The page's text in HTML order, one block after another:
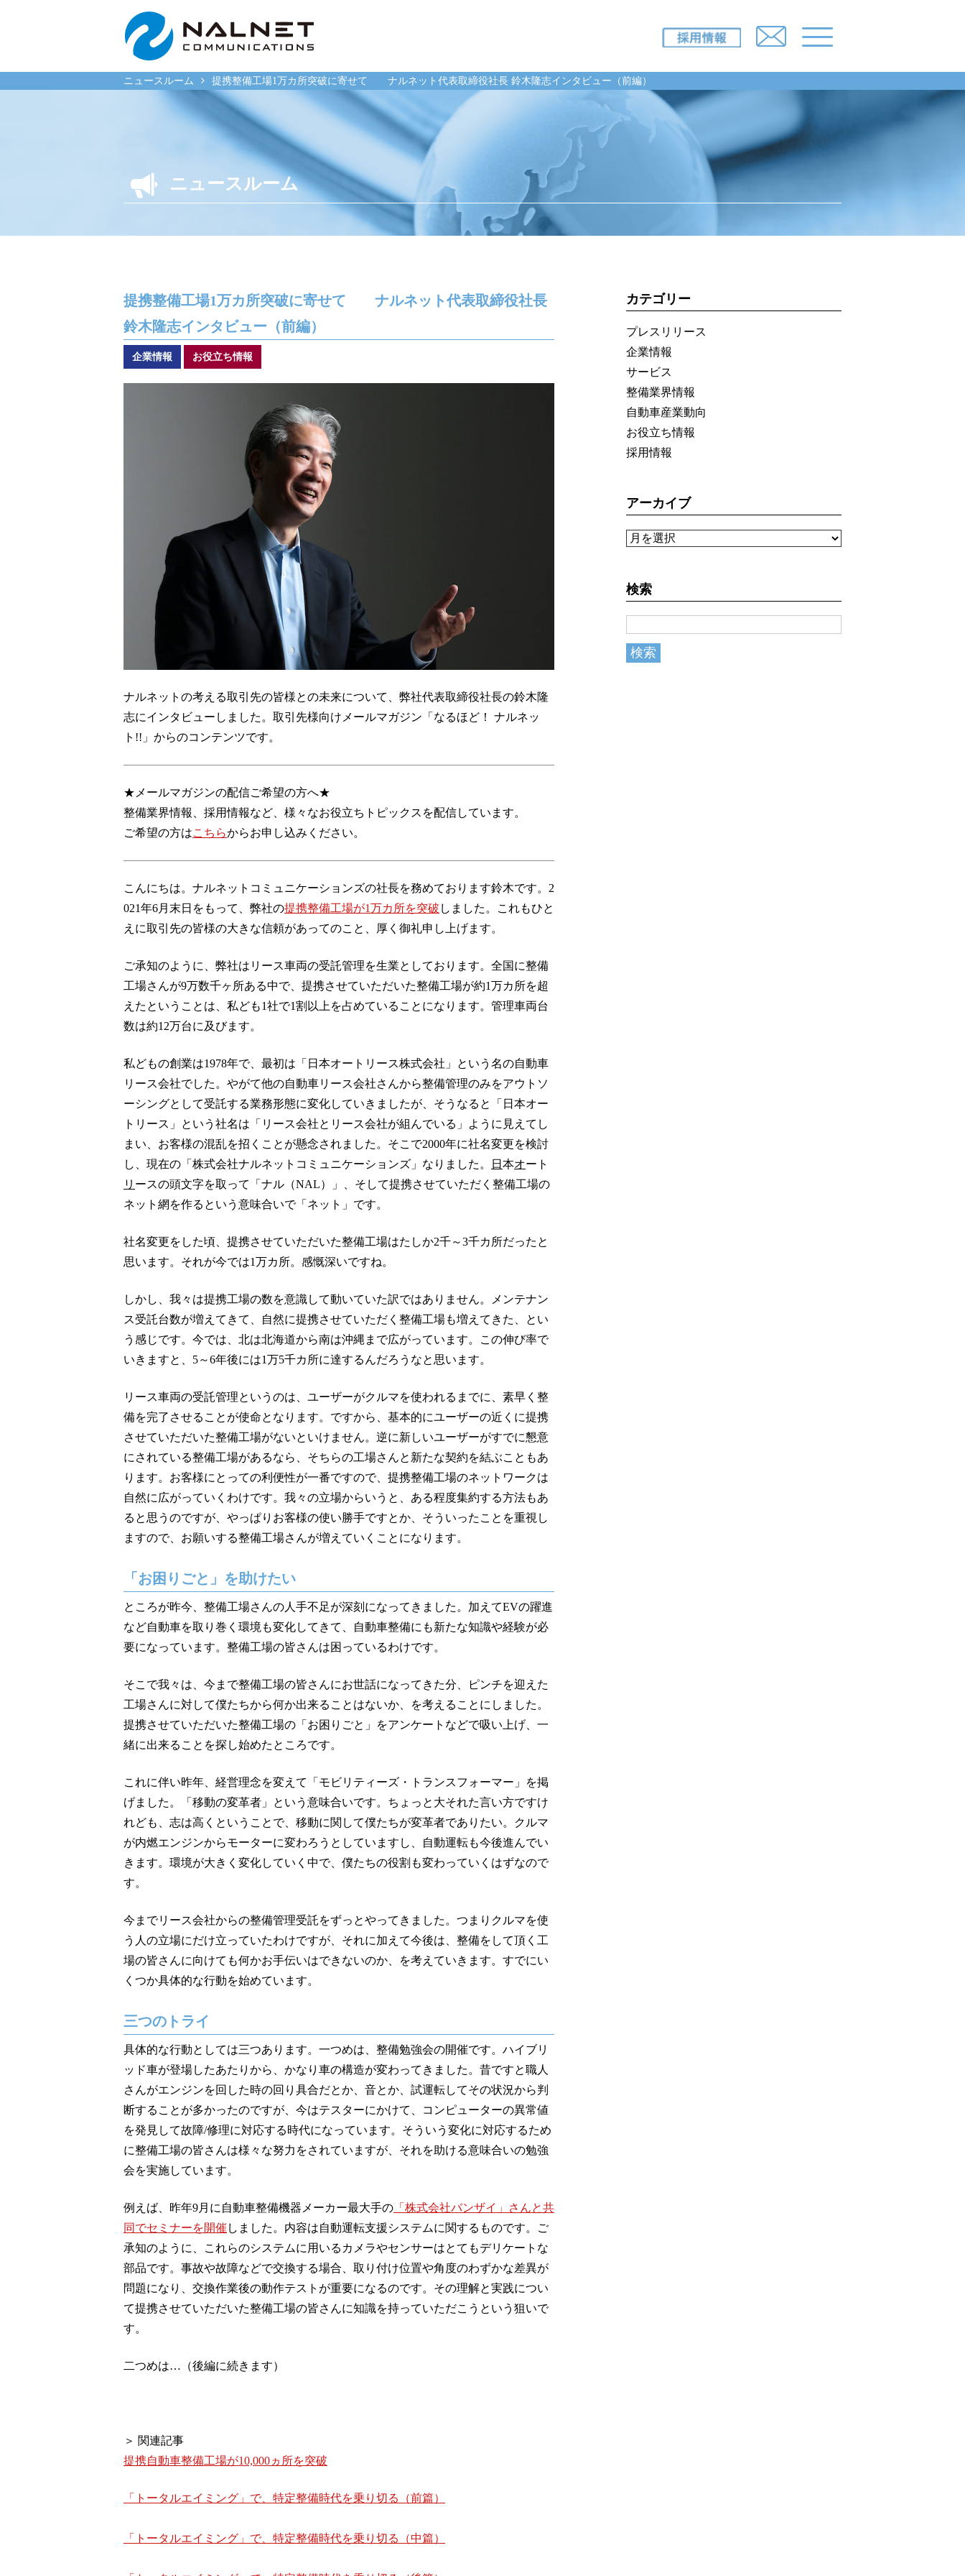
ニュースルーム 提携整備工場1万カ所突破に寄せて ナルネット代表取締役社長 鈴木隆志インタビュー（前編）
ニュースルーム
提携整備工場1万カ所突破に寄せて ナルネット代表取締役社長
鈴木隆志インタビュー（前編）
企業情報 お役立ち情報
ナルネットの考える取引先の皆様との未来について、弊社代表取締役社長の鈴木隆
志にインタビューしました。取引先様向けメールマガジン「なるほど！ ナルネッ
ト!!」からのコンテンツです。
★メールマガジンの配信ご希望の方へ★
整備業界情報、採用情報など、様々なお役立ちトピックスを配信しています。
ご希望の方はこちらからお申し込みください。
こんにちは。ナルネットコミュニケーションズの社長を務めております鈴木です。2
021年6月末日をもって、弊社の提携整備工場が1万カ所を突破 しました。これもひと
えに取引先の皆様の大きな信頼があってのこと、厚く御礼申し上げます。
ご承知のように、弊社はリース車両の受託管理を生業としております。全国に整備
工場さんが9万数千ヶ所ある中で、提携させていただいた整備工場が約1万カ所を超
えたということは、私ども1社で1割以上を占めていることになります。管理車両台
数は約12万台に及びます。
私どもの創業は1978年で、最初は「日本オートリース株式会社」という名の自動車
リース会社でした。やがて他の自動車リース会社さんから整備管理のみをアウトソ
ーシングとして受託する業務形態に変化していきましたが、そうなると「日本オー
トリース」という社名は「リース会社とリース会社が組んでいる」ように見えてし
まい、お客様の混乱を招くことが懸念されました。そこで2000年に社名変更を検討
し、現在の「株式会社ナルネットコミュニケーションズ」なりました。
日 本オート
リ ースの頭文字を取って「ナル（NAL）」、そして提携させていただく整備工場の
ネット網を作るという意味合いで「ネット」です。
社名変更をした頃、提携させていただいた整備工場はたしか2千～3千カ所だったと
思います。それが今では1万カ所。感慨深いですね。
しかし、我々は提携工場の数を意識して動いていた訳ではありません。メンテナン
ス受託台数が増えてきて、自然に提携させていただく整備工場も増えてきた、とい
う感じです。今では、北は北海道から南は沖縄まで広がっています。この伸び率で
いきますと、5～6年後には1万5千カ所に達するんだろうなと思います。
リース車両の受託管理というのは、ユーザーがクルマを使われるまでに、素早く整
備を完了させることが使命となります。ですから、基本的にユーザーの近くに提携
させていただいた整備工場がないといけません。逆に新しいユーザーがすでに懇意
にされている整備工場があるなら、そちらの工場さんと新たな契約を結ぶこともあ
ります。お客様にとっての利便性が一番ですので、提携整備工場のネットワークは
自然に広がっていくわけです。我々の立場からいうと、ある程度集約する方法もあ
ると思うのですが、やっぱりお客様の使い勝手ですとか、そういったことを重視し
ますので、お願いする整備工場さんが増えていくことになります。
「お困りごと」を助けたい
ところが昨今、整備工場さんの人手不足が深刻になってきました。加えてEVの躍進
など自動車を取り巻く環境も変化してきて、自動車整備にも新たな知識や経験が必
要になっています。整備工場の皆さんは困っているわけです。
そこで我々は、今まで整備工場の皆さんにお世話になってきた分、ピンチを迎えた
工場さんに対して僕たちから何か出来ることはないか、を考えることにしました。
提携させていただいた整備工場の「お困りごと」をアンケートなどで吸い上げ、一
緒に出来ることを探し始めたところです。
これに伴い昨年、経営理念を変えて「モビリティーズ・トランスフォーマー」を掲
げました。「移動の変革者」という意味合いです。ちょっと大それた言い方ですけ
れども、志は高くということで、移動に関して僕たちが変革者でありたい。クルマ
が内燃エンジンからモーターに変わろうとしていますし、自動運転も今後進んでい
きます。環境が大きく変化していく中で、僕たちの役割も変わっていくはずなので
す。
今までリース会社からの整備管理受託をずっとやってきました。つまりクルマを使
う人の立場にだけ立っていたわけですが、それに加えて今後は、整備をして頂く工
場の皆さんに向けても何かお手伝いはできないのか、を考えていきます。すでにい
くつか具体的な行動を始めています。
三つのトライ
具体的な行動としては三つあります。一つめは、整備勉強会の開催です。ハイブリ
ッド車が登場したあたりから、かなり車の構造が変わってきました。昔ですと職人
さんがエンジンを回した時の回り具合だとか、音とか、試運転してその状況から判
断することが多かったのですが、今はテスターにかけて、コンピューターの異常値
を発見して故障/修理に対応する時代になっています。そういう変化に対応するため
に整備工場の皆さんは様々な努力をされていますが、それを助ける意味合いの勉強
会を実施しています。
例えば、昨年9月に自動車整備機器メーカー最大手の 「株式会社バンザイ」さんと共
同でセミナーを開催 しました。内容は自動運転支援システムに関するものです。ご
承知のように、これらのシステムに用いるカメラやセンサーはとてもデリケートな
部品です。事故や故障などで交換する場合、取り付け位置や角度のわずかな差異が
問題になり、交換作業後の動作テストが重要になるのです。その理解と実践につい
て提携させていただいた整備工場の皆さんに知識を持っていただこうという狙いで
す。
二つめは…（後編に続きます）
＞ 関連記事
提携自動車整備工場が10,000ヵ所を突破
「トータルエイミング」で、特定整備時代を乗り切る（前篇）
「トータルエイミング」で、特定整備時代を乗り切る（中篇）
カテゴリー
プレスリリース
企業情報
サービス
整備業界情報
自動車産業動向
お役立ち情報
採用情報
アーカイブ
検索
リース会社のお客様
自動車メンテナンス受託
(MJS)
車両買取
福祉車両メンテナンス
なるほどネット
一般企業のお客様
自動車メンテナンス受託
(NMS)
なるほどネット
緊急ロードサービス
整備工場のお客様
整備業務提携
momoCan
モビノワ
企業情報
ご挨拶
企業概要
ESGの取り組み
IR情報
採用情報